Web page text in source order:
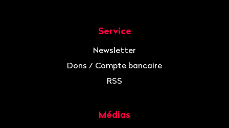
Service
Newsletter
Dons / Compte bancaire
RSS
Médias